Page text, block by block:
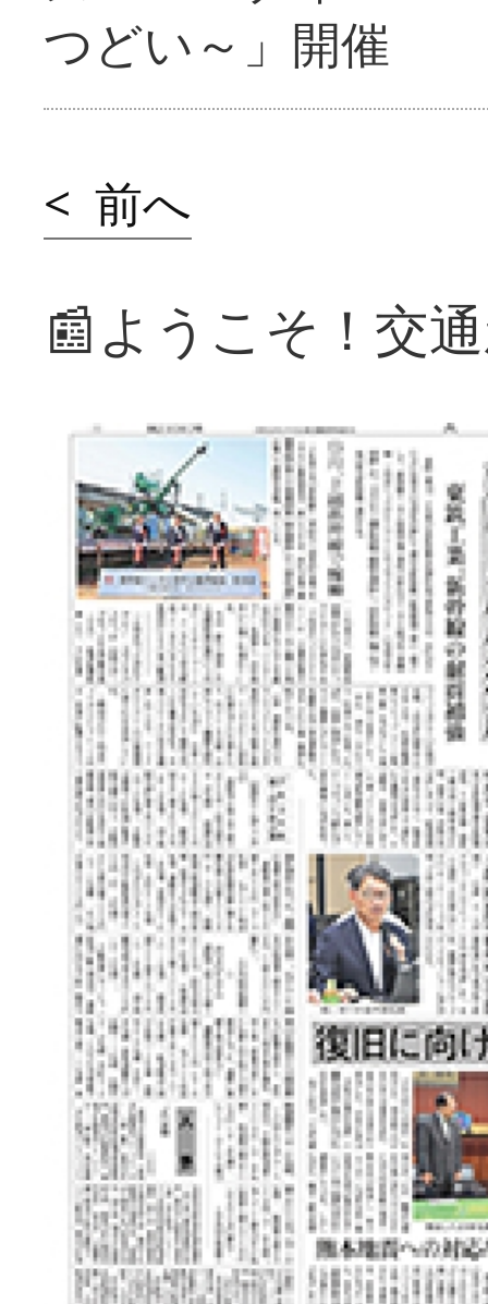
つどい～」開催
< 前へ
📰ようこそ！交